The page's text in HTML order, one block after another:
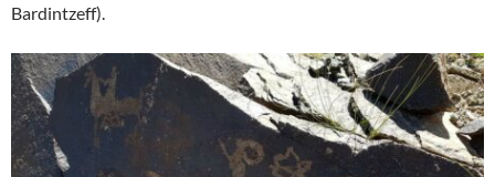
Bardintzeff).